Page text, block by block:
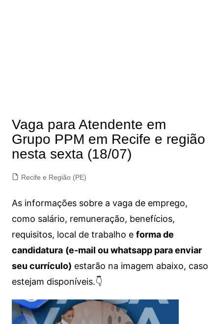
Vaga para Atendente em
Grupo PPM em Recife e região
nesta sexta (18/07)
Recife e Região (PE)
As informações sobre a vaga de emprego,
como salário, remuneração, benefícios,
requisitos, local de trabalho e forma de
candidatura (e-mail ou whatsapp para enviar
seu currículo) estarão na imagem abaixo, caso
estejam disponíveis.👇